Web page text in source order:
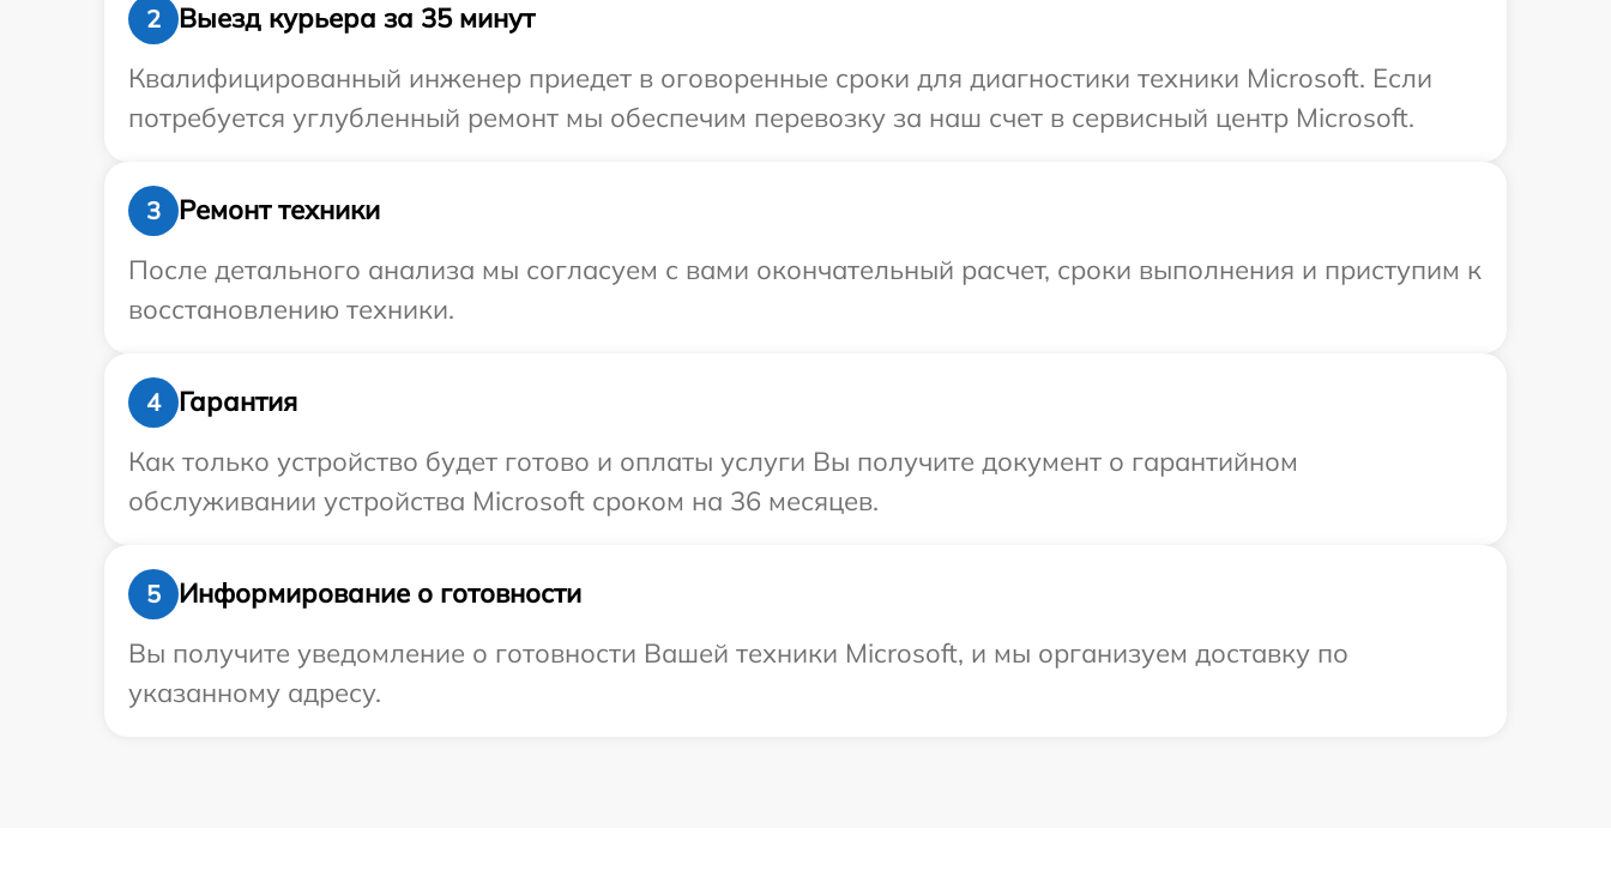
2
Выезд курьера за 35 минут
Квалифицированный инженер приедет в оговоренные сроки для диагностики техники Microsoft. Если
потребуется углубленный ремонт мы обеспечим перевозку за наш счет в сервисный центр Microsoft.
3
Ремонт техники
После детального анализа мы согласуем с вами окончательный расчет, сроки выполнения и приступим к
восстановлению техники.
4
Гарантия
Как только устройство будет готово и оплаты услуги Вы получите документ о гарантийном
обслуживании устройства Microsoft сроком на 36 месяцев.
5
Информирование о готовности
Вы получите уведомление о готовности Вашей техники Microsoft, и мы организуем доставку по
указанному адресу.